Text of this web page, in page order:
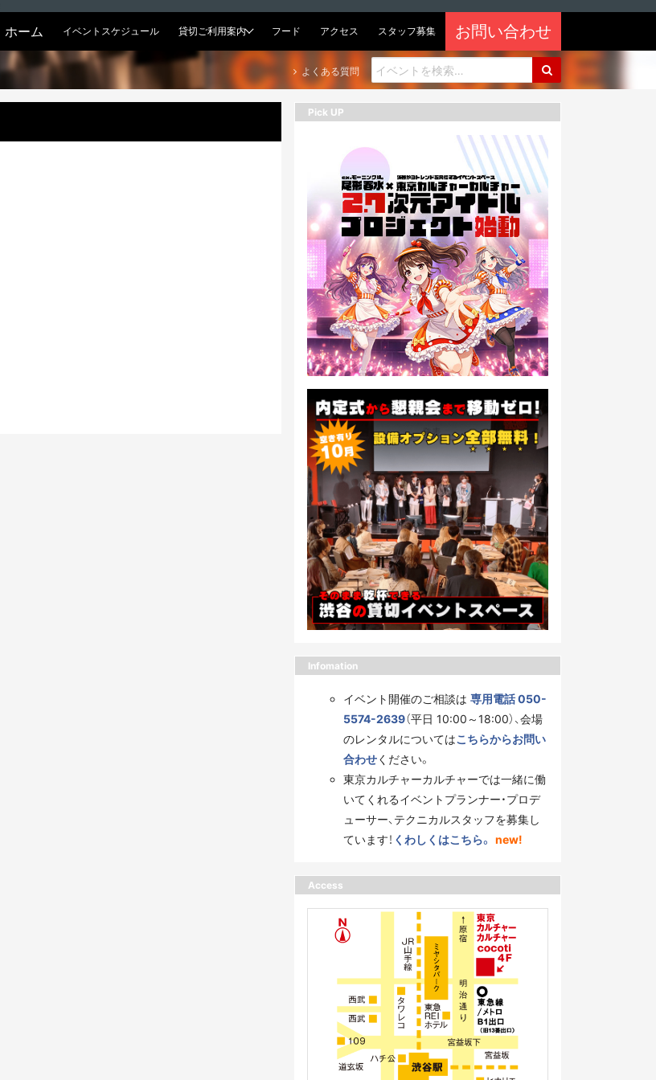
ホーム イベントスケジュール 貸切ご利用案内 フード アクセス スタッフ募集 お問い合わせ
よくある質問
Pick UP
Infomation
イベント開催のご相談は 専用電話 050-
5574-2639（平日 10:00～18:00）、会場
のレンタルについてはこちらからお問い
合わせください。
東京カルチャーカルチャーでは一緒に働
いてくれるイベントプランナー・プロデ
ューサー、テクニカルスタッフを募集し
ています！ くわしくはこちら。 new!
Access